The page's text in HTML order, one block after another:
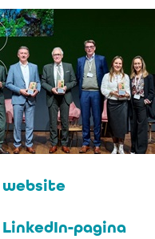
website
LinkedIn-pagina